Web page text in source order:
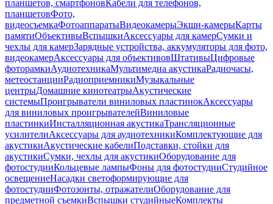
планшетов, смартфоновКабели для телефонов,
планшетовФото,
видеосъемкаФотоаппаратыВидеокамерыЭкшн-камерыКарты
памятиОбъективыВспышкиАксессуары для камерСумки и
чехлы для камерЗарядные устройства, аккумуляторы для фото,
видеокамерАксессуары для объективовШтативыЦифровые
фоторамкиАудиотехникаМультимедиа акустикаРадиочасы,
метеостанцииРадиоприемникиМузыкальные
центрыДомашние кинотеатрыАкустические
системыПроигрыватели виниловых пластинокАксессуары
для виниловых проигрывателейВиниловые
пластинкиИнсталляционная акустикаТрансляционные
усилителиАксессуары для аудиотехникиКомплектующие для
акустикиАкустические кабелиПодставки, стойки для
акустикиСумки, чехлы для акустикиОборудование для
фотостудииКольцевые лампыФоны для фотостудииСтудийное
освещениеНасадки светоформирующие для
фотостудииФотозонты, отражателиОборудование для
предметной съемкиВспышки студийныеКомплекты